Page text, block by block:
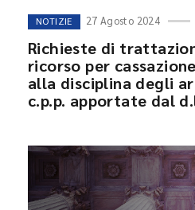
NOTIZIE 27 Agosto 2024
Richieste di
ricorso per
alla disciplina degli
c.p.p. apportate dal